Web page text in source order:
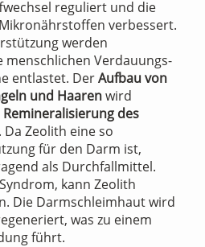
reguliert und die
verbessert.
werden
Verdauungs-
entlastet. DerAufbau von
und Haarenwird
Remineralisierung des
Zeolith eine so
für den Darm ist,
als Durchfallmittel.
kann Zeolith
Die Darmschleimhaut wird
was zu einem
führt.